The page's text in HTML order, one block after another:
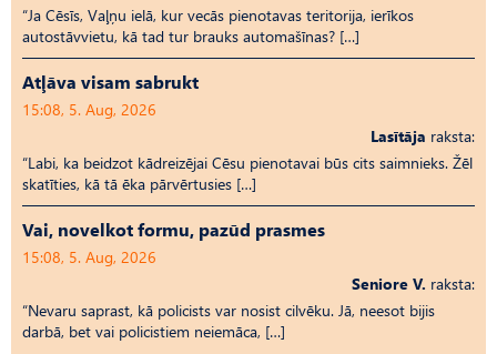
“Ja Cēsīs, Vaļņu ielā, kur vecās pienotavas teritorija, ierīkos
autostāvvietu, kā tad tur brauks automašīnas? […]
Atļāva visam sabrukt
15:08, 5. Aug, 2026
Lasītāja raksta:
“Labi, ka beidzot kādreizējai Cēsu pienotavai būs cits saimnieks. Žēl
skatīties, kā tā ēka pārvērtusies […]
Vai, novelkot formu, pazūd prasmes
15:08, 5. Aug, 2026
Seniore V. raksta:
“Nevaru saprast, kā policists var nosist cilvēku. Jā, neesot bijis
darbā, bet vai policistiem neiemāca, […]